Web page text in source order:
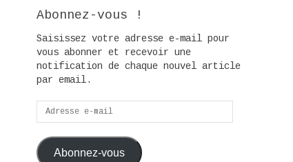
Abonnez-vous !
Saisissez votre adresse e-mail pour
vous abonner et recevoir une
notification de chaque nouvel article
par email.
Adresse
e-
mail
Abonnez-vous